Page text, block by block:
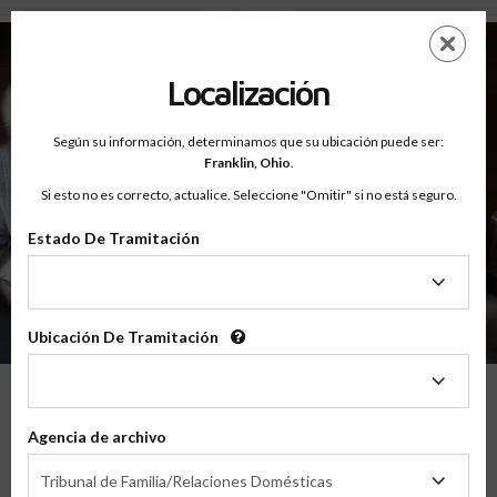
Sobre - Testimonios
EN
Decir
Localización
Según su información, determinamos que su ubicación puede ser:
Franklin, Ohio.
Si esto no es correcto, actualice. Seleccione "Omitir" si no está seguro.
Estado De Tramitación
Tramitación
Ubicación De Tramitación
Tramitación
Agencia de archivo
Tribunal de Familia/Relaciones Domésticas
de